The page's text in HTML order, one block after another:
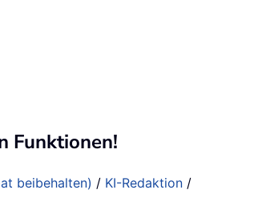
Funktionen!
beibehalten) / KI-Redaktion /